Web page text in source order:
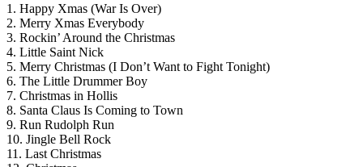
1. Happy Xmas (War Is Over)
2. Merry Xmas Everybody
3. Rockin’ Around the Christmas
4. Little Saint Nick
5. Merry Christmas (I Don’t Want to Fight Tonight)
6. The Little Drummer Boy
7. Christmas in Hollis
8. Santa Claus Is Coming to Town
9. Run Rudolph Run
10. Jingle Bell Rock
11. Last Christmas